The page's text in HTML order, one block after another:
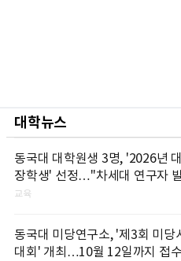
대학뉴스
동국대 대학원생 3명, '2026년
장학생' 선정…"차세대 연구자
교육
동국대 미당연구소, '제3회 미당
대회' 개최…10월 12일까지 접수